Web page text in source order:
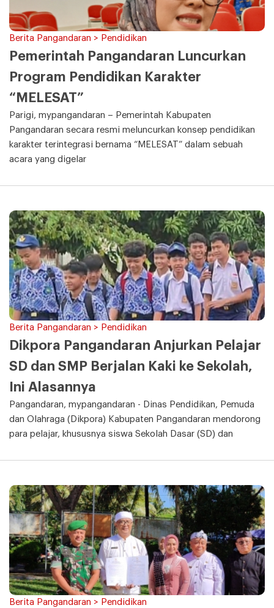
Berita Pangandaran > Pendidikan
Pemerintah Pangandaran Luncurkan
Program Pendidikan Karakter
“MELESAT”
Parigi, mypangandaran – Pemerintah Kabupaten
Pangandaran secara resmi meluncurkan konsep pendidikan
karakter terintegrasi bernama “MELESAT” dalam sebuah
acara yang digelar
Berita Pangandaran > Pendidikan
Dikpora Pangandaran Anjurkan Pelajar
SD dan SMP Berjalan Kaki ke Sekolah,
Ini Alasannya
Pangandaran, mypangandaran - Dinas Pendidikan, Pemuda
dan Olahraga (Dikpora) Kabupaten Pangandaran mendorong
para pelajar, khususnya siswa Sekolah Dasar (SD) dan
Berita Pangandaran > Pendidikan